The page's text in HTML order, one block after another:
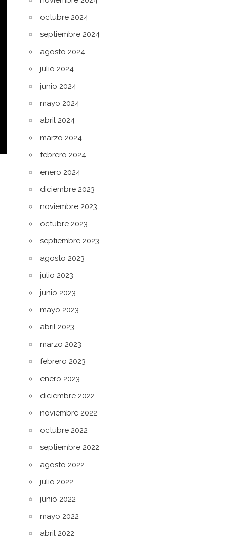
octubre 2024
septiembre 2024
agosto 2024
julio 2024
junio 2024
mayo 2024
abril 2024
marzo 2024
febrero 2024
enero 2024
diciembre 2023
noviembre 2023
octubre 2023
septiembre 2023
agosto 2023
julio 2023
junio 2023
mayo 2023
abril 2023
marzo 2023
febrero 2023
enero 2023
diciembre 2022
noviembre 2022
octubre 2022
septiembre 2022
agosto 2022
julio 2022
junio 2022
mayo 2022
abril 2022